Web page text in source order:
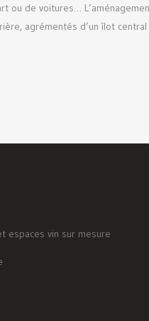
ou de voitures…
agrémentés d’un îlot
espaces vin sur mesure